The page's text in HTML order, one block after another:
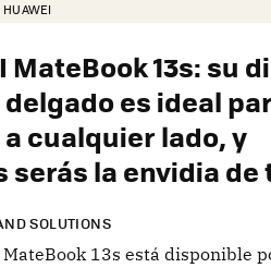
HUAWEI
MateBook 13s: su
es ideal
cualquier lado, y
serás la envidia de
SOLUTIONS
MateBook 13s está disponible